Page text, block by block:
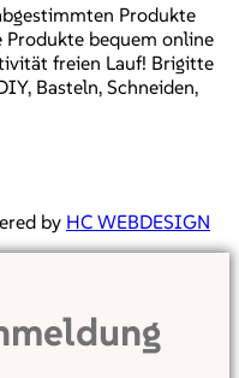
Produkte
Produkte bequem online
freien Lauf! Brigitte
Basteln, Schneiden,
by HC WEBDESIGN